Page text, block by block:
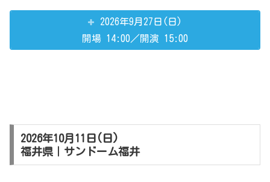
2026年9月27日(日)
開場 14:00／開演 15:00
2026年10月11日(日)
福井県｜サンドーム福井